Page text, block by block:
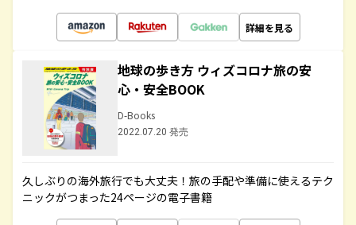
詳細を見る
地球の歩き方 ウィズコロナ旅の安
心・安全BOOK
D-Books
2022.07.20 発売
久しぶりの海外旅行でも大丈夫！旅の手配や準備に使えるテク
ニックがつまった24ページの電子書籍